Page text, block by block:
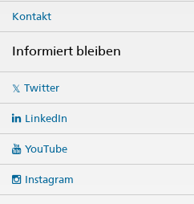
Kontakt
Informiert bleiben
mediaTwitter
LinkedIn
YouTube
Instagram